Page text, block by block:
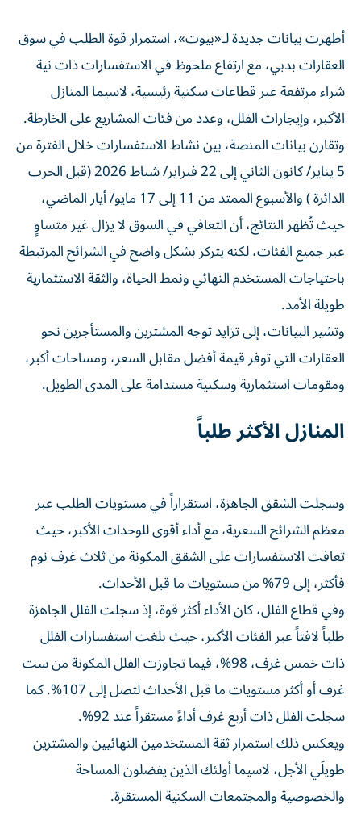
أظهرت بيانات جديدة لـ«بيوت»، استمرار قوة الطلب في سوق
العقارات بدبي، مع ارتفاع ملحوظ في الاستفسارات ذات نية
شراء مرتفعة عبر قطاعات سكنية رئيسية، لاسيما المنازل
الأكبر، وإيجارات الفلل، وعدد من فئات المشاريع على الخارطة.
وتقارن بيانات المنصة، بين نشاط الاستفسارات خلال الفترة من
5 يناير/ كانون الثاني إلى 22 فبراير/ شباط 2026 (قبل الحرب
الدائرة ) والأسبوع الممتد من 11 إلى 17 مايو/ أيار الماضي،
حيث تُظهر النتائج، أن التعافي في السوق لا يزال غير متساوٍ
عبر جميع الفئات، لكنه يتركز بشكل واضح في الشرائح المرتبطة
باحتياجات المستخدم النهائي ونمط الحياة، والثقة الاستثمارية
طويلة الأمد.
وتشير البيانات، إلى تزايد توجه المشترين والمستأجرين نحو
العقارات التي توفر قيمة أفضل مقابل السعر، ومساحات أكبر،
ومقومات استثمارية وسكنية مستدامة على المدى الطويل.
المنازل الأكثر طلباً
وسجلت الشقق الجاهزة، استقراراً في مستويات الطلب عبر
معظم الشرائح السعرية، مع أداء أقوى للوحدات الأكبر، حيث
تعافت الاستفسارات على الشقق المكونة من ثلاث غرف نوم
فأكثر، إلى 79% من مستويات ما قبل الأحداث.
وفي قطاع الفلل، كان الأداء أكثر قوة، إذ سجلت الفلل الجاهزة
طلباً لافتاً عبر الفئات الأكبر، حيث بلغت استفسارات الفلل
ذات خمس غرف، 98%، فيما تجاوزت الفلل المكونة من ست
غرف أو أكثر مستويات ما قبل الأحداث لتصل إلى 107%. كما
سجلت الفلل ذات أربع غرف أداءً مستقراً عند 92%.
ويعكس ذلك استمرار ثقة المستخدمين النهائيين والمشترين
طويلَي الأجل، لاسيما أولئك الذين يفضلون المساحة
والخصوصية والمجتمعات السكنية المستقرة.